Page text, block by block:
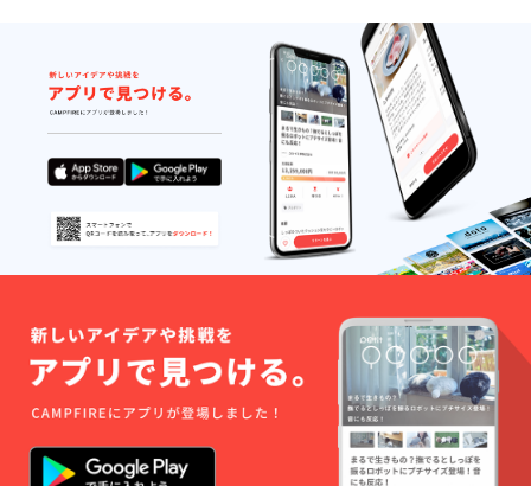
ます。
※絵本は
自費出
版とな
りま
す。 ※
発送
は、令
和8年1
月を予
定して
いま
す。 ※
お届け
さん
（ヤマ
ト運輸
様）の
「こね
こ便」
の予定
です。
クロネ
紙
135K、
マット
PP貼り
加工、
フルカ
ラー ※
マット
PP貼り
加工
は、サ
ラサラ
した手
触りの
る落ち
着いた
仕上り
となり
ます。
※絵本は
自費出
版とな
りま
ミシン
綴じ、
左綴じ
・表
紙：
コート
紙、
マット
PP貼り
加工 ・
本文：
コート
紙
90K、
ジ、フ
ルカ
ラー ・
見返
し：色
上質ス
タン
ダード
紙、モ